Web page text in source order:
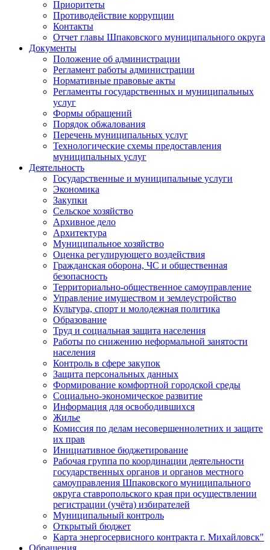
Приоритеты
Противодействие коррупции
Контакты
Отчет главы Шпаковского муниципального округа
Документы
Положение об администрации
Регламент работы администрации
Нормативные правовые акты
Регламенты государственных и муниципальных
услуг
Формы обращений
Порядок обжалования
Перечень муниципальных услуг
Технологические схемы предоставления
муниципальных услуг
Деятельность
Государственные и муниципальные услуги
Экономика
Закупки
Сельское хозяйство
Архивное дело
Архитектура
Муниципальное хозяйство
Оценка регулирующего воздействия
Гражданская оборона, ЧС и общественная
безопасность
Территориально-общественное самоуправление
Управление имуществом и землеустройство
Культура, спорт и молодежная политика
Образование
Труд и социальная защита населения
Работы по снижению неформальной занятости
населения
Контроль в сфере закупок
Защита персональных данных
Формирование комфортной городской среды
Социально-экономическое развитие
Информация для освободившихся
Жилье
Комиссия по делам несовершеннолетних и защите
их прав
Инициативное бюджетирование
Рабочая группа по координации деятельности
государственных органов и органов местного
самоуправления Шпаковского муниципального
округа ставропольского края при осуществлении
регистрации (учёта) избирателей
Муниципальный контроль
Открытый бюджет
Карта энергосервисного контракта г. Михайловск"